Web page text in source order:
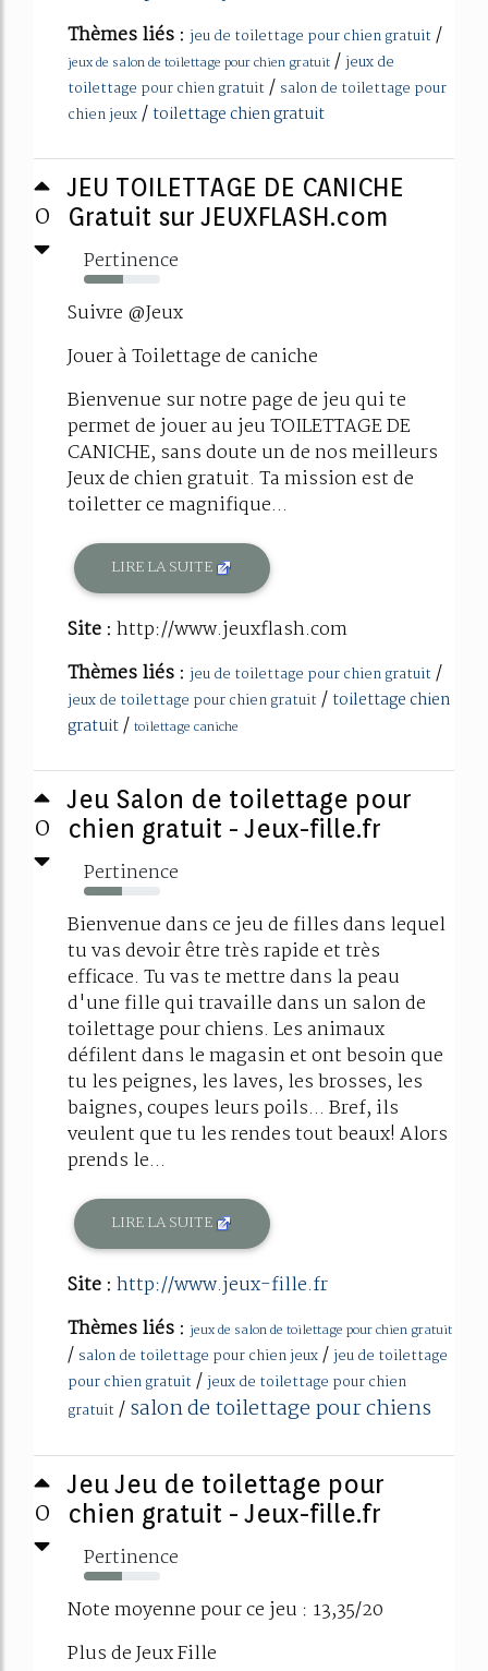
Thèmes liés : jeu de toilettage pour chien gratuit /
jeux de salon de toilettage pour chien gratuit / jeux de
toilettage pour chien gratuit / salon de toilettage pour
chien jeux/ toilettage chien gratuit
0
JEU TOILETTAGE DE CANICHE
Gratuit sur JEUXFLASH.com
Pertinence
51%
Suivre @Jeux
Jouer à Toilettage de caniche
Bienvenue sur notre page de jeu qui te
permet de jouer au jeu TOILETTAGE DE
CANICHE, sans doute un de nos meilleurs
Jeux de chien gratuit. Ta mission est de
toiletter ce magnifique...
LIRE LA SUITE
Site : http://www.jeuxflash.com
Thèmes liés : jeu de toilettage pour chien gratuit /
jeux de toilettage pour chien gratuit / toilettage chien
gratuit/ toilettage caniche
0
Jeu Salon de toilettage pour
chien gratuit - Jeux-fille.fr
Pertinence
50%
Bienvenue dans ce jeu de filles dans lequel
tu vas devoir être très rapide et très
efficace. Tu vas te mettre dans la peau
d'une fille qui travaille dans un salon de
toilettage pour chiens. Les animaux
défilent dans le magasin et ont besoin que
tu les peignes, les laves, les brosses, les
baignes, coupes leurs poils... Bref, ils
veulent que tu les rendes tout beaux! Alors
prends le...
LIRE LA SUITE
Site : http://www.jeux-fille.fr
Thèmes liés : jeux de salon de toilettage pour chien gratuit
/ salon de toilettage pour chien jeux/ jeu de toilettage
pour chien gratuit / jeux de toilettage pour chien
gratuit /salon de toilettage pour chiens
0
Jeu Jeu de toilettage pour
chien gratuit - Jeux-fille.fr
Pertinence
50%
Note moyenne pour ce jeu : 13,35/20
Plus de Jeux Fille